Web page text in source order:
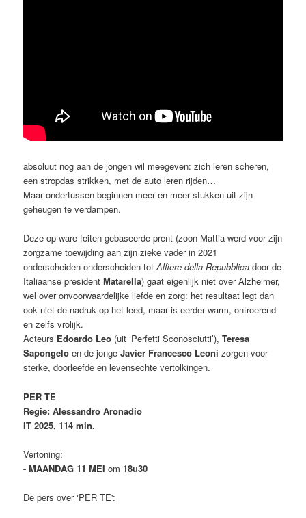
absoluut nog aan de jongen wil meegeven: zich leren scheren,
een stropdas strikken, met de auto leren rijden…
Maar ondertussen beginnen meer en meer stukken uit zijn
geheugen te verdampen.
Deze op ware feiten gebaseerde prent (zoon Mattia werd voor zijn
zorgzame toewijding aan zijn zieke vader in 2021
onderscheiden onderscheiden totAlfiere della Repubblicadoor de
Italiaanse presidentMatarella) gaat eigenlijk niet over Alzheimer,
wel over onvoorwaardelijke liefde en zorg: het resultaat legt dan
ook niet de nadruk op het leed, maar is eerder warm,ontroerend
en zelfs vrolijk.
Acteurs Edoardo Leo (uit ‘Perfetti Sconosciutti’),Teresa
Sapongelo en de jongeJavier Francesco Leoni zorgen voor
sterke, doorleefde en levensechte vertolkingen.
PER TE
Regie: Alessandro Aronadio
IT 2025, 114 min.
Vertoning:
- MAANDAG 11 MEI om18u30
De pers over ‘PER TE':